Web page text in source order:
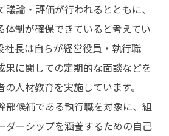
論・評価が行われるとともに、
体制が確保できていると考えてい
社長は自らが経営役員・執行職
果に関しての定期的な面談などを
人材教育を実施しています。
部候補である執行職を対象に、組
ダーシップを涵養するための自己